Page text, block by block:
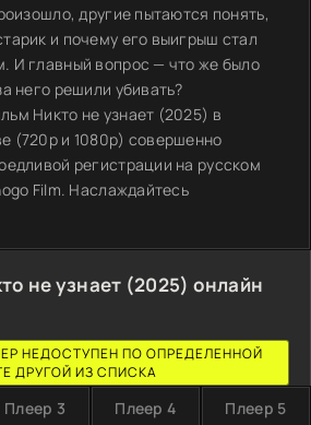
другие пытаются понять,
и почему его выигрыш стал
И главный вопрос — что же было
него решили убивать?
Никто не узнает (2025) в
(720p и 1080p) совершенно
регистрации на русском
Film. Наслаждайтесь
не узнает (2025) онлайн
НЕДОСТУПЕН ПО ОПРЕДЕЛЕННОЙ
ДРУГОЙ ИЗ СПИСКА
Плеер 3 Плеер 4 Плеер 5